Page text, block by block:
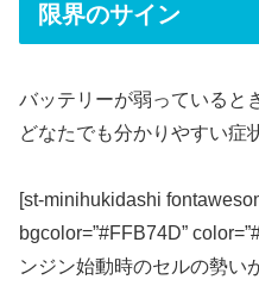
限界のサイン
バッテリーが弱っていると
どなたでも分かりやすい症
[st-minihukidashi
bgcolor=”#FFB74D”
ンジン始動時のセルの勢い